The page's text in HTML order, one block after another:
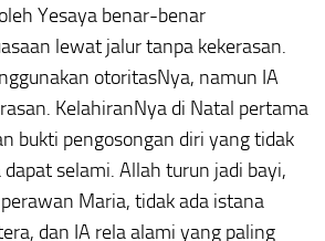
Yesaya benar-benar
lewat jalur tanpa kekerasan.
otoritasNya, namun IA
KelahiranNya di Natal pertama
bukti pengosongan diri yang tidak
selami. Allah turun jadi bayi,
Maria, tidak ada istana
dan IA rela alami yang paling